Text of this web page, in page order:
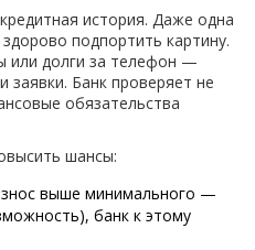
история. Даже одна
подпортить картину.
или долги за телефон —
заявки. Банк проверяет не
обязательства
шансы:
выше минимального —
банк к этому